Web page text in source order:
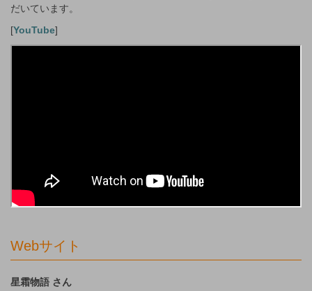
だいています。
[YouTube]
Webサイト
星霜物語 さん